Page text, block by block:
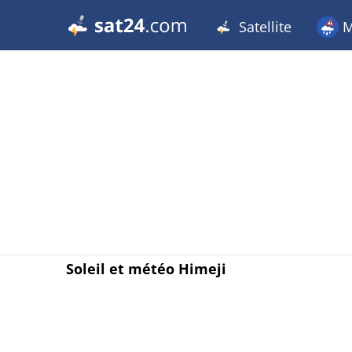
Satellite
Soleil et météo Himeji